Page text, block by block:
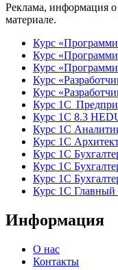
Реклама, информация
материале.
Курс
Курс
Курс
Курс
Курс
Курс 1С
Курс 1С 8.3
Курс 1С
Курс 1С
Курс 1С
Курс 1С
Курс 1С
Курс 1С Главный
Информация
О нас
Контакты